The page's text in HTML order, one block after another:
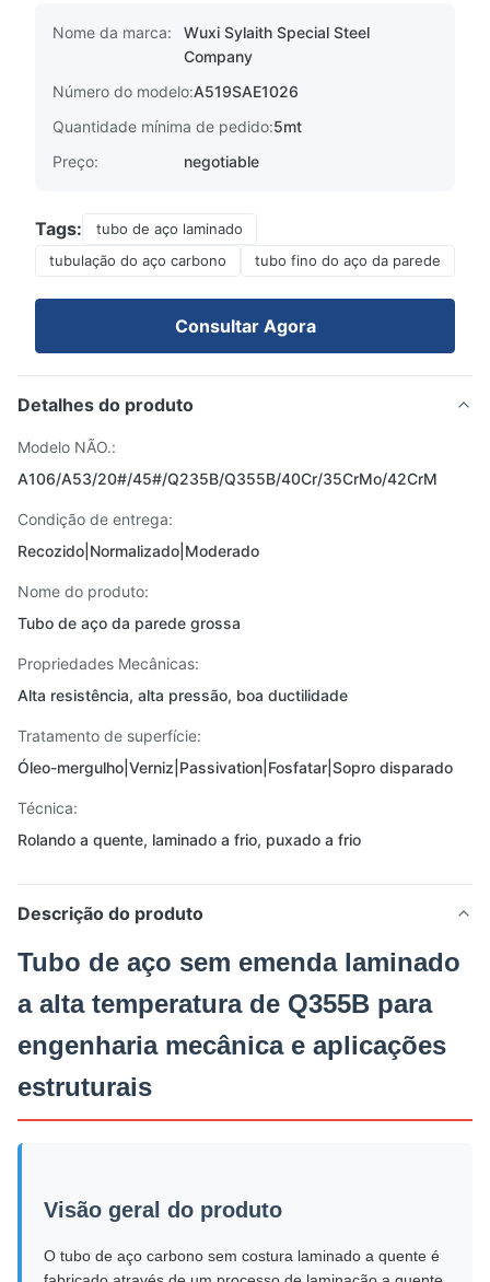
Nome da marca:
Wuxi Sylaith Special Steel
Company
Número do modelo:A519SAE1026
Quantidade mínima de pedido:5mt
Preço:
negotiable
Tags:
tubo de aço laminado
tubulação do aço carbono
tubo fino do aço da parede
Consultar Agora
Detalhes do produto
Modelo NÃO.:
A106/A53/20#/45#/Q235B/Q355B/40Cr/35CrMo/42CrM
Condição de entrega:
Recozido|Normalizado|Moderado
Nome do produto:
Tubo de aço da parede grossa
Propriedades Mecânicas:
Alta resistência, alta pressão, boa ductilidade
Tratamento de superfície:
Óleo-mergulho|Verniz|Passivation|Fosfatar|Sopro disparado
Técnica:
Rolando a quente, laminado a frio, puxado a frio
Descrição do produto
Tubo de aço sem emenda laminado
a alta temperatura de Q355B para
engenharia mecânica e aplicações
estruturais
Visão geral do produto
O tubo de aço carbono sem costura laminado a quente é